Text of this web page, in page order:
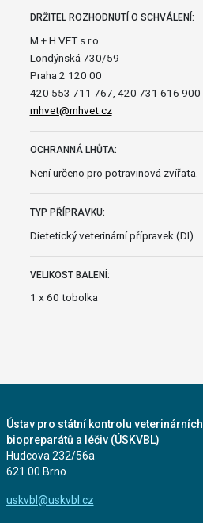
DRŽITEL ROZHODNUTÍ O SCHVÁLENÍ:
M + H VET s.r.o.
Londýnská 730/59
Praha 2 120 00
420 553 711 767, 420 731 616 900
mhvet@mhvet.cz
OCHRANNÁ LHŮTA:
Není určeno pro potravinová zvířata.
TYP PŘÍPRAVKU:
Dietetický veterinární přípravek (DI)
VELIKOST BALENÍ:
1 x 60 tobolka
Ústav pro státní kontrolu veterinárních
biopreparátů a léčiv (ÚSKVBL)
Hudcova 232/56a
621 00 Brno
uskvbl@uskvbl.cz